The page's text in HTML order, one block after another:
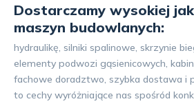
Dostarczamy wysokiej
maszyn budowlanych:
hydraulikę, silniki spalinowe, skrzynie
elementy podwozi gąsienicowych,
fachowe doradztwo, szybka dostawa i
to cechy wyróżniające nas spośród